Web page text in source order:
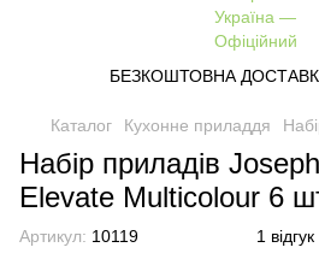
БЕЗКОШТОВНА ДОСТАВКА
Каталог Кухонне приладдя
Набір приладів
Elevate Multicolour 6
Артикул: 10119 1 відгук